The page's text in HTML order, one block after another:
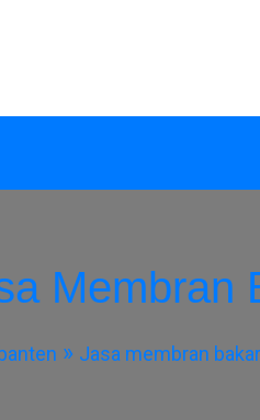
Membran
Jasa membran